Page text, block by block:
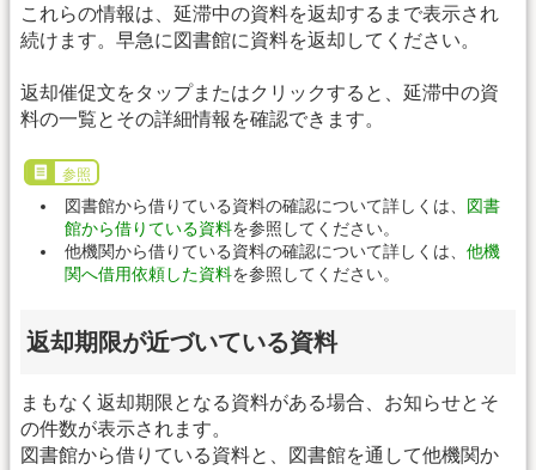
これらの情報は、延滞中の資料を返却するまで表示され
続けます。早急に図書館に資料を返却してください。
返却催促文をタップまたはクリックすると、延滞中の資
料の一覧とその詳細情報を確認できます。
参照
図書館から借りている資料の確認について詳しくは、 図書
館から借りている資料を参照してください。
他機関から借りている資料の確認について詳しくは、 他機
関へ借用依頼した資料を参照してください。
返却期限が近づいている資料
まもなく返却期限となる資料がある場合、お知らせとそ
の件数が表示されます。
図書館から借りている資料と、図書館を通して他機関か